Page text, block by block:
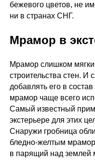
бежевого цветов, не
ни в странах СНГ.
Мрамор в
Мрамор слишком
строительства стен. И
добавлять его в
мрамор чаще всего
Самый известный
экстерьере для этих
Снаружи гробница
бледно-желтым
в парящий над землей